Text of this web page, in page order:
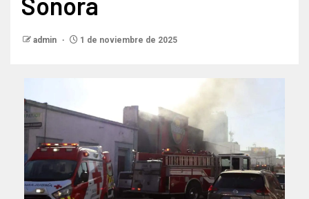
admin 1 de noviembre de 2025